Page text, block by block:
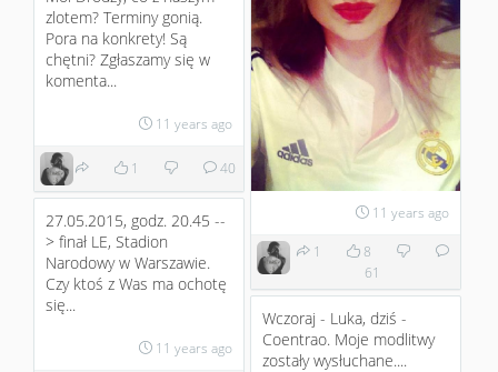
zlotem? Terminy gonią.
Pora na konkrety! Są
chętni? Zgłaszamy się w
komenta...
11 years ago
1 40
11 years ago
1
8
61
27.05.2015, godz. 20.45 --
> finał LE, Stadion
Narodowy w Warszawie.
Czy ktoś z Was ma ochotę
się...
11 years ago
Wczoraj - Luka, dziś -
Coentrao. Moje modlitwy
zostały wysłuchane....